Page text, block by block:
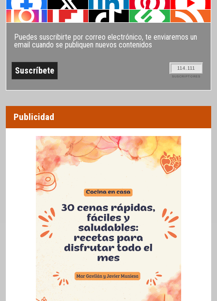
Puedes suscribirte por correo electrónico, te enviaremos un
email cuando se publiquen nuevos contenidos
114.111
SUSCRIPTORES
Publicidad